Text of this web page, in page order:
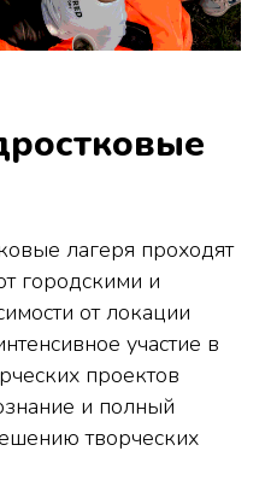
лагеря проходят
городскими и
от локации
участие в
проектов
и полный
творческих